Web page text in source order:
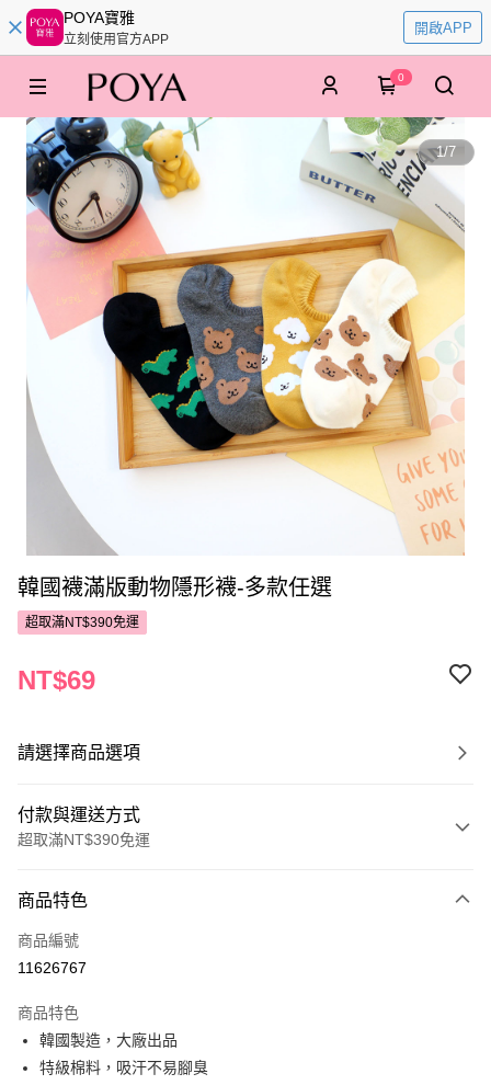
POYA寶雅
立刻使用官方APP
開啟APP
0
1/7
韓國襪滿版動物隱形襪-多款任選
超取滿NT$390免運
NT$69
請選擇商品選項
付款與運送方式
超取滿NT$390免運
POYA支付
信用卡一次付款
LINE Pay
Apple Pay
商品特色
商品編號
11626767
商品特色
韓國製造，大廠出品
特級棉料，吸汗不易腳臭